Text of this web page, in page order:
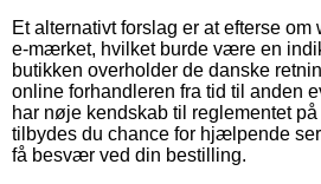
Et alternativt forslag er at efterse
e-mærket, hvilket burde være en
butikken overholder de danske
online forhandleren fra tid til anden
har nøje kendskab til reglementet
tilbydes du chance for hjælpende
få besvær ved din bestilling.